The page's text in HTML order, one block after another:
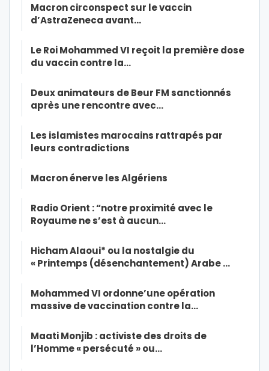
Macron circonspect sur le vaccin
d’AstraZeneca avant…
Le Roi Mohammed VI reçoit la première dose
du vaccin contre la…
Deux animateurs de Beur FM sanctionnés
après une rencontre avec…
Les islamistes marocains rattrapés par
leurs contradictions
Macron énerve les Algériens
Radio Orient : “notre proximité avec le
Royaume ne s’est à aucun…
Hicham Alaoui* ou la nostalgie du
« Printemps (désenchantement) Arabe …
Mohammed VI ordonne’une opération
massive de vaccination contre la…
Maati Monjib : activiste des droits de
l’Homme « persécuté » ou…